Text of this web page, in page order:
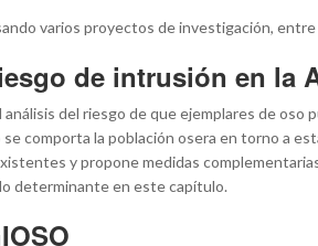
varios proyectos de investigación,
de intrusión en la
análisis del riesgo de que ejemplares de
comporta la población osera en torno a
y propone medidas
determinante en este capítulo.